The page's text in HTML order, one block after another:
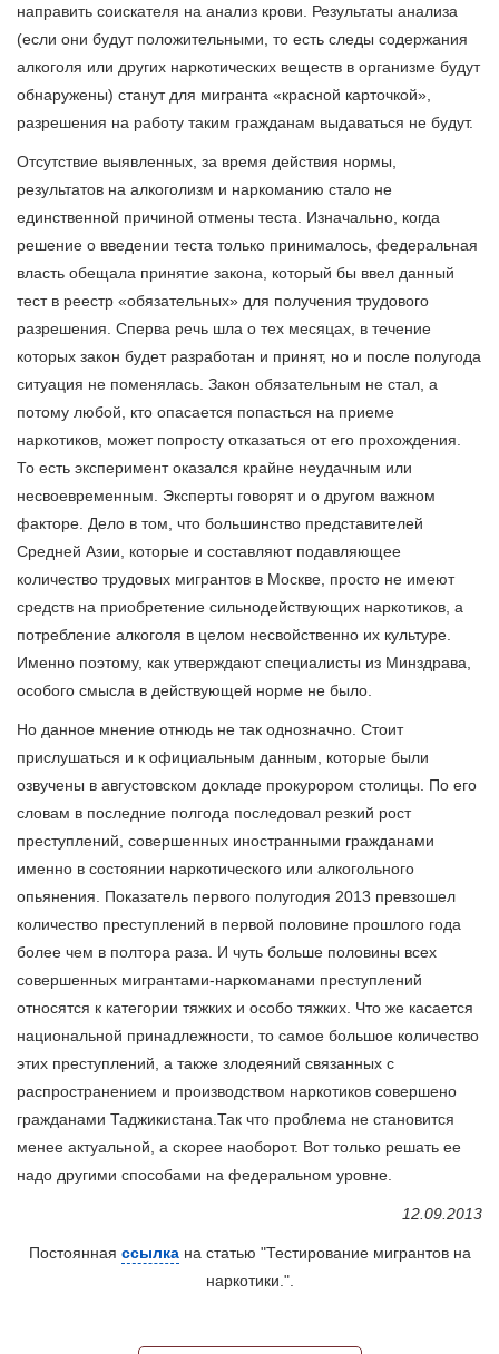
направить соискателя на анализ крови. Результаты анализа
(если они будут положительными, то есть следы содержания
алкоголя или других наркотических веществ в организме будут
обнаружены) станут для мигранта «красной карточкой»,
разрешения на работу таким гражданам выдаваться не будут.
Отсутствие выявленных, за время действия нормы,
результатов на алкоголизм и наркоманию стало не
единственной причиной отмены теста. Изначально, когда
решение о введении теста только принималось, федеральная
власть обещала принятие закона, который бы ввел данный
тест в реестр «обязательных» для получения трудового
разрешения. Сперва речь шла о тех месяцах, в течение
которых закон будет разработан и принят, но и после полугода
ситуация не поменялась. Закон обязательным не стал, а
потому любой, кто опасается попасться на приеме
наркотиков, может попросту отказаться от его прохождения.
То есть эксперимент оказался крайне неудачным или
несвоевременным. Эксперты говорят и о другом важном
факторе. Дело в том, что большинство представителей
Средней Азии, которые и составляют подавляющее
количество трудовых мигрантов в Москве, просто не имеют
средств на приобретение сильнодействующих наркотиков, а
потребление алкоголя в целом несвойственно их культуре.
Именно поэтому, как утверждают специалисты из Минздрава,
особого смысла в действующей норме не было.
Но данное мнение отнюдь не так однозначно. Стоит
прислушаться и к официальным данным, которые были
озвучены в августовском докладе прокурором столицы. По его
словам в последние полгода последовал резкий рост
преступлений, совершенных иностранными гражданами
именно в состоянии наркотического или алкогольного
опьянения. Показатель первого полугодия 2013 превзошел
количество преступлений в первой половине прошлого года
более чем в полтора раза. И чуть больше половины всех
совершенных мигрантами-наркоманами преступлений
относятся к категории тяжких и особо тяжких. Что же касается
национальной принадлежности, то самое большое количество
этих преступлений, а также злодеяний связанных с
распространением и производством наркотиков совершено
гражданами Таджикистана.Так что проблема не становится
менее актуальной, а скорее наоборот. Вот только решать ее
надо другими способами на федеральном уровне.
12.09.2013
Постоянная ссылкана статью "Тестирование мигрантов на
наркотики.".